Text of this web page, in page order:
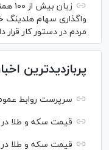
واگذاری سهام هلدینگ
مردم در دستور کار قرار
پربازدیدترین
سرپرست روابط
قیمت سکه و طلا در ۱۱ مرداد ۱۴۰۵
قیمت سکه و طلا در ۱۰ مرداد ۱۴۰۵